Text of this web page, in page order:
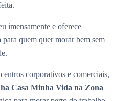
imensamente e oferece
quem quer morar bem sem
corporativos e comerciais,
Casa Minha Vida na Zona